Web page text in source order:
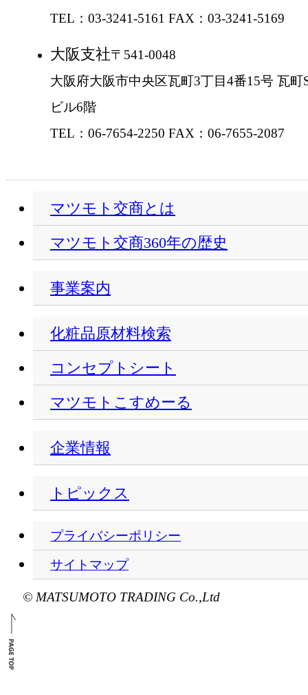
TEL：03-3241-5161 FAX：03-3241-5169
大阪支社〒541-0048
大阪府大阪市中央区瓦町3丁目4番15号 瓦町
ビル6階
TEL：06-7654-2250 FAX：06-7655-2087
マツモト交商とは
マツモト交商360年の歴史
事業案内
化粧品原材料検索
コンセプトシート
マツモトこすめーる
企業情報
トピックス
プライバシーポリシー
サイトマップ
© MATSUMOTO TRADING Co.,Ltd